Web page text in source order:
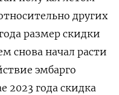
других
размер скидки
снова начал расти
эмбарго
2023 года скидка